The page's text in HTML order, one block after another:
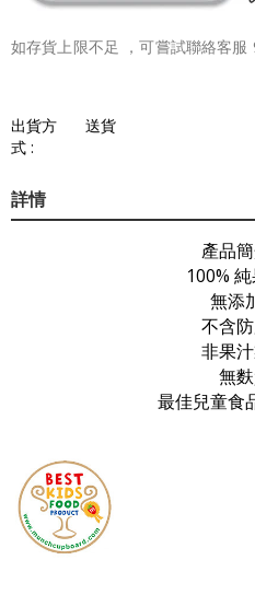
如存貨上限不足 ，可嘗試聯絡客服
出貨方
式 :
送貨
詳情
產品簡
100%
無添
不含
非果
無
最佳兒童食